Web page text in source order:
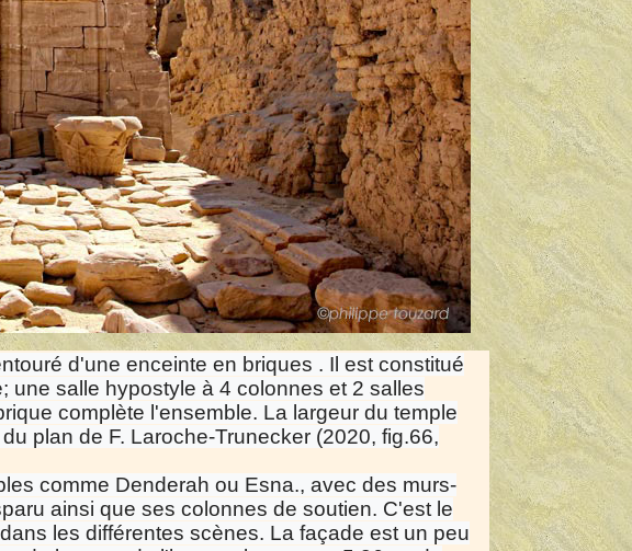
d'une enceinte en briques . Il est constitué
une salle hypostyle à 4 colonnes et 2 salles
complète l'ensemble. La largeur du temple
plan de F. Laroche-Trunecker (2020, fig.66,
comme Denderah ou Esna., avec des murs-
ainsi que ses colonnes de soutien. C'est le
les différentes scènes. La façade est un peu